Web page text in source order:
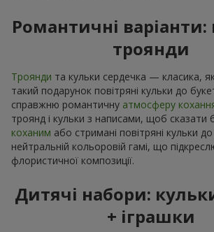
Романтичні варіанти:
троянди
Троянди та кульки сердечка — класика,
такий подарунок повітряні кульки до
справжню романтичну атмосферу
троянд і кульки з написами, щоб сказати
коханим або стримані повітряні кульки
нейтральній кольоровій гамі, що
флористичної композиції.
Дитячі набори:
+ іграшки